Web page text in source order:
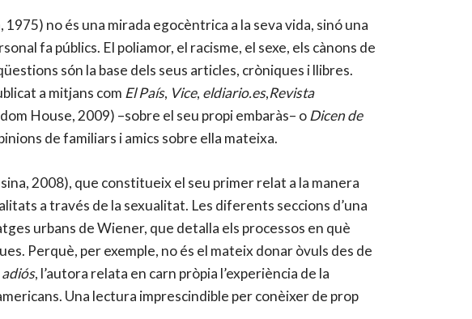
no és una mirada egocèntrica a la seva vida, sinó una
fa públics. El poliamor, el racisme, el sexe, els cànons de
són la base dels seus articles, cròniques i llibres.
a mitjans com El País, Vice, eldiario.es,Revista
House, 2009) –sobre el seu propi embaràs– oDicen de
de familiars i amics sobre ella mateixa.
2008), que constitueix el seu primer relat a la manera
a través de la sexualitat. Les diferents seccions d’una
urbans de Wiener, que detalla els processos en què
Perquè, per exemple, no és el mateix donar òvuls des de
, l’autora relata en carn pròpia l’experiència de la
Una lectura imprescindible per conèixer de prop